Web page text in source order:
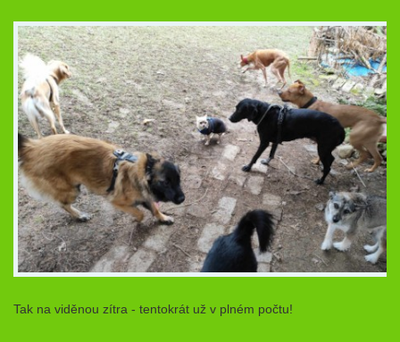
Tak na viděnou zítra - tentokrát už v plném počtu!